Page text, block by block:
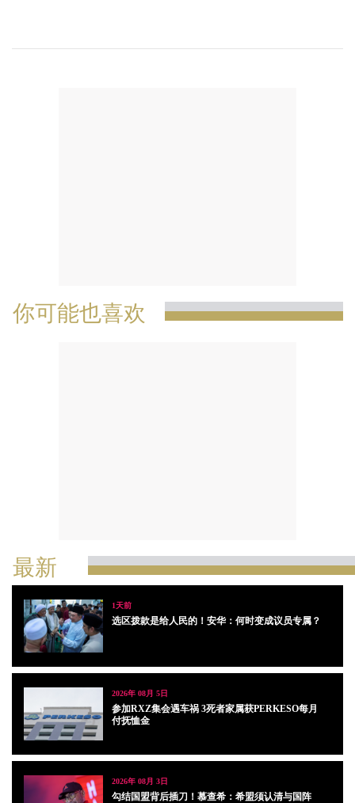
你可能也喜欢
最新
1天前
选区拨款是给人民的！安华：何时变成议员专属？
2026年 08月 5日
参加RXZ集会遇车祸 3死者家属获PERKESO每月
付抚恤金
2026年 08月 3日
勾结国盟背后插刀！慕查希：希盟须认清与国阵